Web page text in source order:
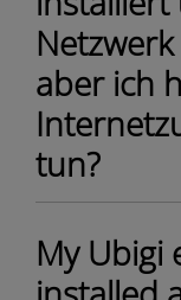
aber ich
tun?
My Ubigi